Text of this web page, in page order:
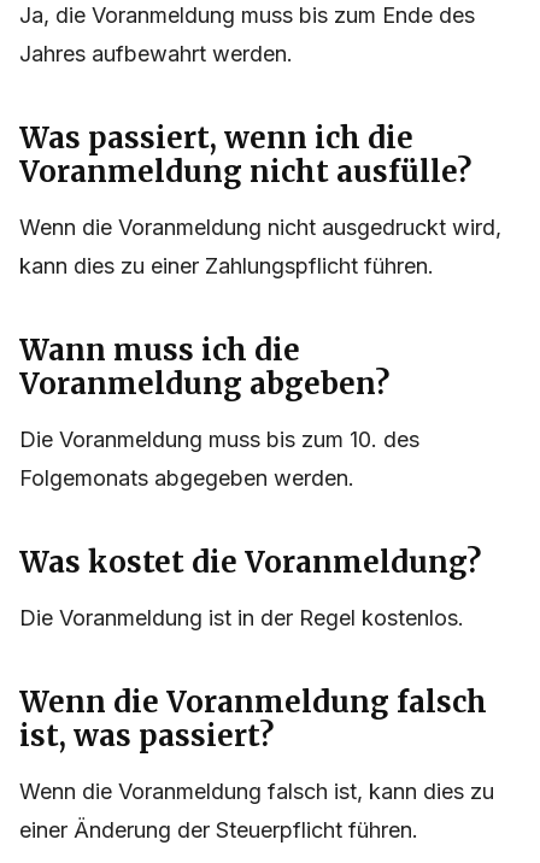
Ja, die Voranmeldung muss bis zum Ende des
Jahres aufbewahrt werden.
Was passiert, wenn ich die
Voranmeldung nicht ausfülle?
Wenn die Voranmeldung nicht ausgedruckt wird,
kann dies zu einer Zahlungspflicht führen.
Wann muss ich die
Voranmeldung abgeben?
Die Voranmeldung muss bis zum 10. des
Folgemonats abgegeben werden.
Was kostet die Voranmeldung?
Die Voranmeldung ist in der Regel kostenlos.
Wenn die Voranmeldung falsch
ist, was passiert?
Wenn die Voranmeldung falsch ist, kann dies zu
einer Änderung der Steuerpflicht führen.